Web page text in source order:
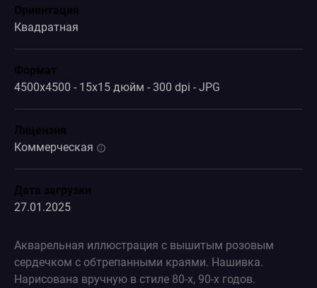
Ориентация
Квадратная
Формат
4500x4500 - 15x15 дюйм - 300 dpi - JPG
Лицензия
Коммерческая
Дата загрузки
27.01.2025
Акварельная иллюстрация с вышитым розовым
сердечком с обтрепанными краями. Нашивка.
Нарисована вручную в стиле 80-х, 90-х годов.